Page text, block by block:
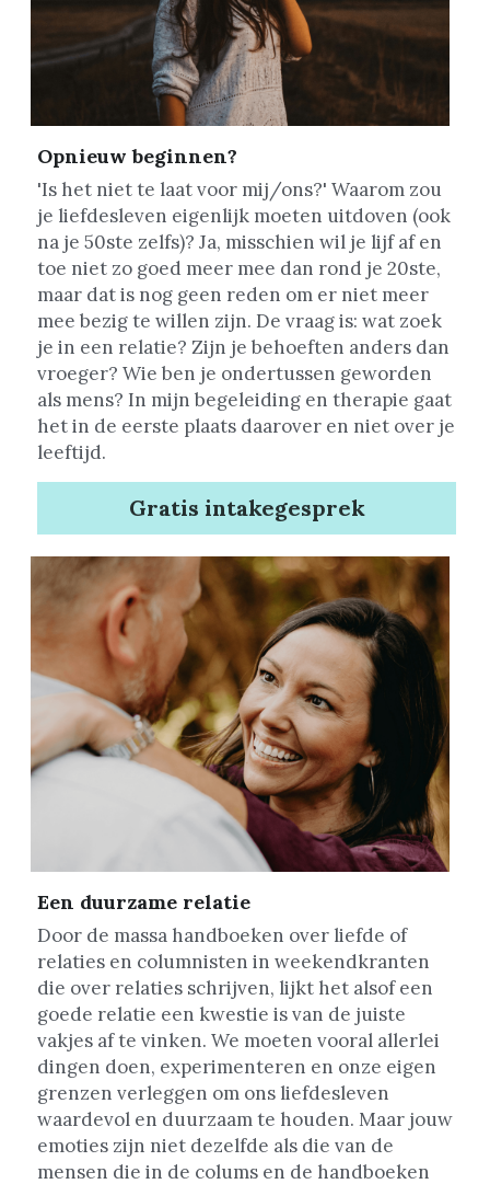
Opnieuw beginnen?
'Is het niet te laat voor mij/ons?' Waarom zou
je liefdesleven eigenlijk moeten uitdoven (ook
na je 50ste zelfs)? Ja, misschien wil je lijf af en
toe niet zo goed meer mee dan rond je 20ste,
maar dat is nog geen reden om er niet meer
mee bezig te willen zijn. De vraag is: wat zoek
je in een relatie? Zijn je behoeften anders dan
vroeger? Wie ben je ondertussen geworden
als mens? In mijn begeleiding en therapie gaat
het in de eerste plaats daarover en niet over je
leeftijd.
Gratis intakegesprek
Een duurzame relatie
Door de massa handboeken over liefde of
relaties en columnisten in weekendkranten
die over relaties schrijven, lijkt het alsof een
goede relatie een kwestie is van de juiste
vakjes af te vinken. We moeten vooral allerlei
dingen doen, experimenteren en onze eigen
grenzen verleggen om ons liefdesleven
waardevol en duurzaam te houden. Maar jouw
emoties zijn niet dezelfde als die van de
mensen die in de colums en de handboeken